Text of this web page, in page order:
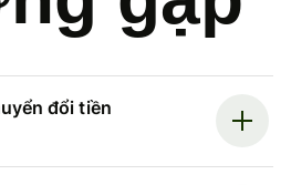
đổi tiền